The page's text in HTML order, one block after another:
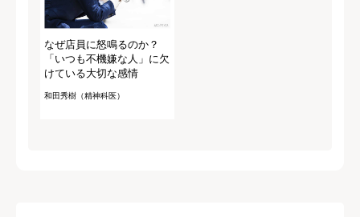
なぜ店員に怒鳴るのか？
「いつも不機嫌な人」に欠
けている大切な感情
和田秀樹（精神科医）